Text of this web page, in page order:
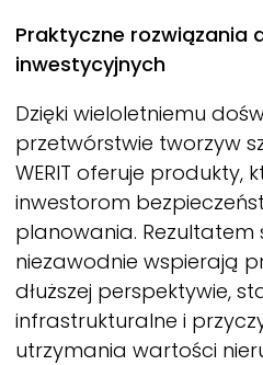
Praktyczne rozwiązania
inwestycyjnych
Dzięki wieloletniemu
przetwórstwie tworzyw
WERIT oferuje produkty,
inwestorom
planowania. Rezultatem
niezawodnie wspierają
dłuższej perspektywie,
infrastrukturalne i
utrzymania wartości